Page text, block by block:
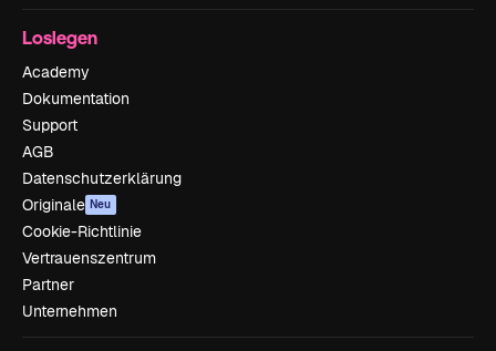
Loslegen
Academy
Dokumentation
Support
AGB
Datenschutzerklärung
Originale Neu
Cookie-Richtlinie
Vertrauenszentrum
Partner
Unternehmen